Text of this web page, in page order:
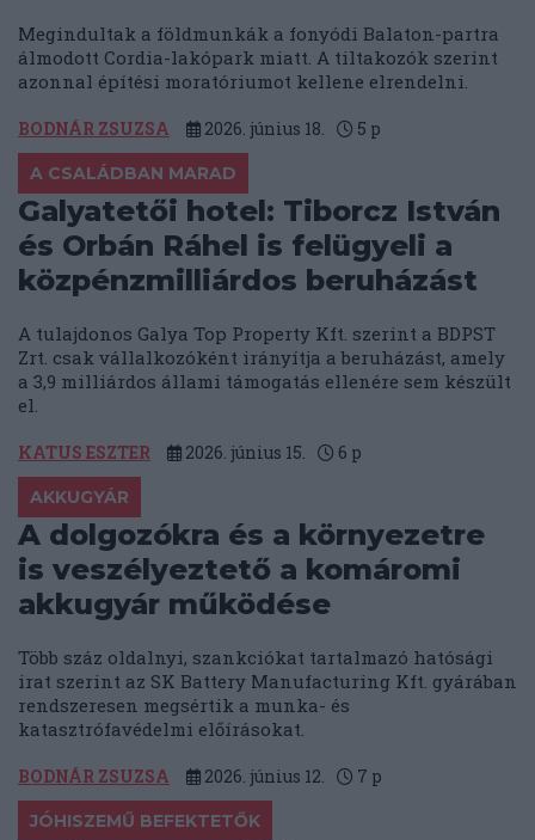
Megindultak a földmunkák a fonyódi Balaton-partra
álmodott Cordia-lakópark miatt. A tiltakozók szerint
azonnal építési moratóriumot kellene elrendelni.
BODNÁR ZSUZSA 2026. június 18. 5 p
A CSALÁDBAN MARAD
Galyatetői hotel: Tiborcz István
és Orbán Ráhel is felügyeli a
közpénzmilliárdos beruházást
A tulajdonos Galya Top Property Kft. szerint a BDPST
Zrt. csak vállalkozóként irányítja a beruházást, amely
a 3,9 milliárdos állami támogatás ellenére sem készült
el.
KATUS ESZTER 2026. június 15. 6 p
AKKUGYÁR
A dolgozókra és a környezetre
is veszélyeztető a komáromi
akkugyár működése
Több száz oldalnyi, szankciókat tartalmazó hatósági
irat szerint az SK Battery Manufacturing Kft. gyárában
rendszeresen megsértik a munka- és
katasztrófavédelmi előírásokat.
BODNÁR ZSUZSA 2026. június 12. 7 p
JÓHISZEMŰ BEFEKTETŐK